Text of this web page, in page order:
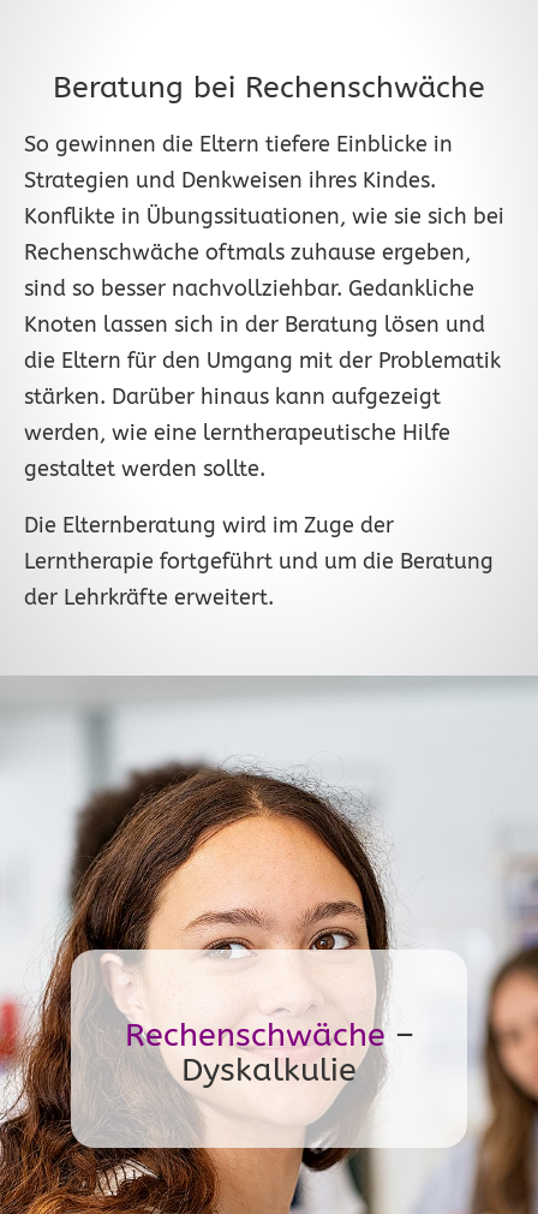
Beratung bei Rechenschwäche
So gewinnen die Eltern tiefere Einblicke in
Strategien und Denkweisen ihres Kindes.
Konflikte in Übungssituationen, wie sie sich bei
Rechenschwäche oftmals zuhause ergeben,
sind so besser nachvollziehbar. Gedankliche
Knoten lassen sich in der Beratung lösen und
die Eltern für den Umgang mit der Problematik
stärken. Darüber hinaus kann aufgezeigt
werden, wie eine lerntherapeutische Hilfe
gestaltet werden sollte.
Die Elternberatung wird im Zuge der
Lerntherapie fortgeführt und um die Beratung
der Lehrkräfte erweitert.
Rechenschwäche–
Dyskalkulie